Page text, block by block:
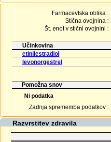
Farmacevtska oblika :
Stična ovojnina :
Št. enot v stični ovojnini :
Učinkovina
etinilestradiol
levonorgestrel
Pomožna snov
Ni podatka
Zadnja sprememba podatkov :
Razvrstitev zdravila